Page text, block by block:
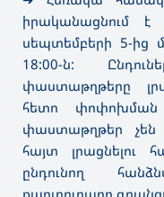
իրականացնում է
սեպտեմբերի 5-ից
18:00-ն:
փաստաթղթերը
հետո փոփոխման
փաստաթղթեր չեն
հայտ լրացնելու
ընդունող
քարտուղարը